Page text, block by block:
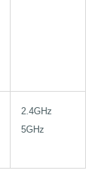
2.4GHz
5GHz